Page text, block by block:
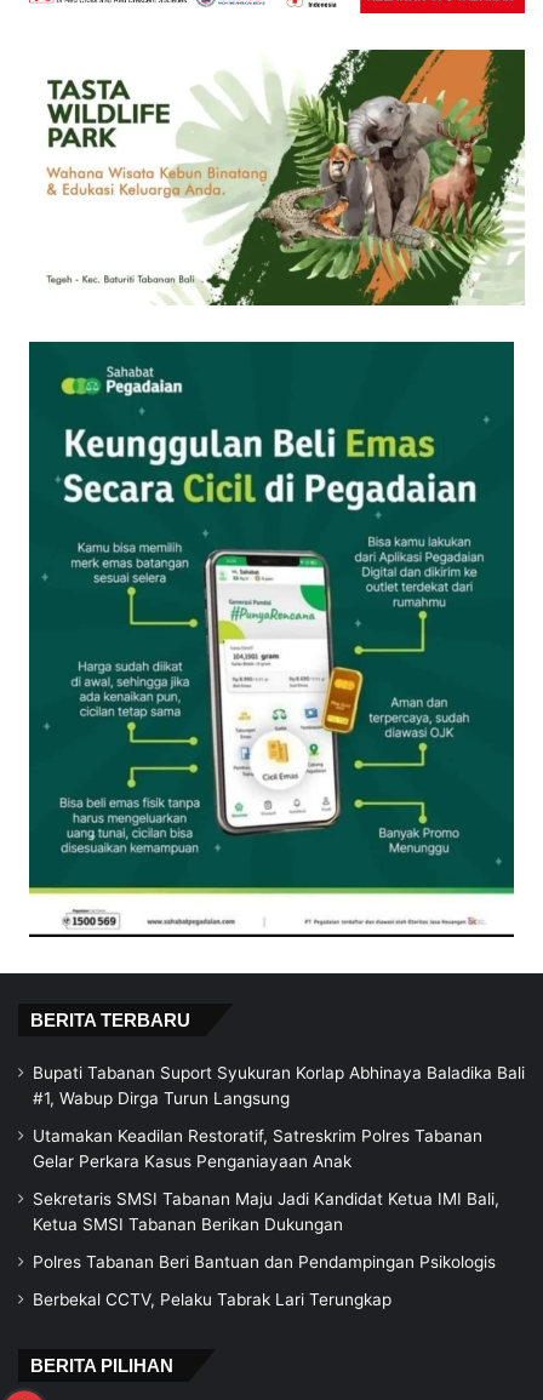
BERITA TERBARU
Bupati Tabanan Suport Syukuran Korlap Abhinaya Baladika Bali
#1, Wabup Dirga Turun Langsung
Utamakan Keadilan Restoratif, Satreskrim Polres Tabanan
Gelar Perkara Kasus Penganiayaan Anak
Sekretaris SMSI Tabanan Maju Jadi Kandidat Ketua IMI Bali,
Ketua SMSI Tabanan Berikan Dukungan
Polres Tabanan Beri Bantuan dan Pendampingan Psikologis
Berbekal CCTV, Pelaku Tabrak Lari Terungkap
BERITA PILIHAN